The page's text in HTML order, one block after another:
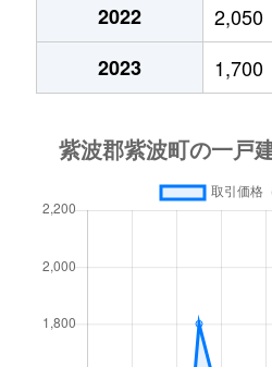
2022
2,050
2023
1,700